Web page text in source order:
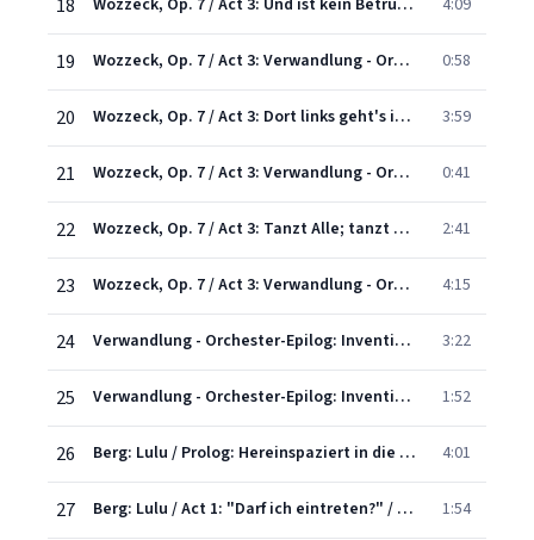
18 Wozzeck, Op. 7 / Act 3: Und ist kein Betrug in seinem Munde erfunden worden 4:09
19 Wozzeck, Op. 7 / Act 3: Verwandlung - Orchester-Nachspiel 0:58
20 Wozzeck, Op. 7 / Act 3: Dort links geht's in die Stadt 3:59
21 Wozzeck, Op. 7 / Act 3: Verwandlung - Orchester-Überleitung 0:41
22 Wozzeck, Op. 7 / Act 3: Tanzt Alle; tanzt nur zu...! 2:41
23 Wozzeck, Op. 7 / Act 3: Verwandlung - Orchester-Nachspiel - "Das Messer? Wo ist das Messer?" 4:15
24 Verwandlung - Orchester-Epilog: Invention über eine Tonart (D minor) 3:22
25 Verwandlung - Orchester-Epilog: Invention über eine Tonart (D minor) 1:52
26 Berg: Lulu / Prolog: Hereinspaziert in die Menagerie 4:01
27 Berg: Lulu / Act 1: "Darf ich eintreten?" / "Mein Sohn!" 1:54